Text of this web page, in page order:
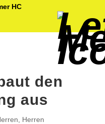
den
aus
Herren
Back
1. Herren
2. Herren
1. Damen
Back
Weibliche
Minis &
Back
NHC
Back
Vorstand
Satzung
Back
Back
Download
Back